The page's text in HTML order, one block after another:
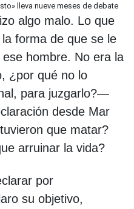
lleva nueve meses de debate
algo malo. Lo que
forma de que se le
hombre. No era la
¿por qué no lo
para juzgarlo?—
desde Mar
que matar?
arruinar la vida?
por
su objetivo,